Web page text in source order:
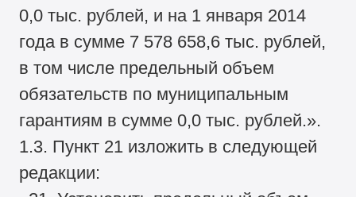
0,0 тыс. рублей, и на 1 января 2014
года в сумме 7 578 658,6 тыс. рублей,
в том числе предельный объем
обязательств по муниципальным
гарантиям в сумме 0,0 тыс. рублей.».
1.3. Пункт 21 изложить в следующей
редакции: